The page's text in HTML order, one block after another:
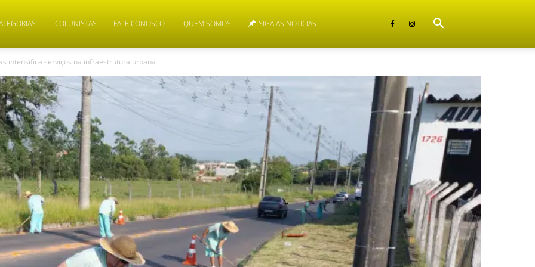
COLUNISTAS FALE CONOSCO QUEM SOMOS SIGA AS NOTÍCIAS
intensifica serviços na infraestrutura urbana